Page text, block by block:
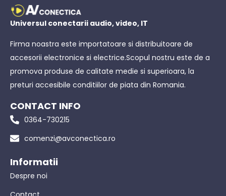
Universul conectarii audio, video, IT
Firma noastra este importatoare si distribuitoare de
accesorii electronice si electrice.Scopul nostru este de a
promova produse de calitate medie si superioara, la
preturi accesibile conditiilor de piata din Romania.
CONTACT INFO
0364-730215
comenzi@avconectica.ro
Informatii
Despre noi